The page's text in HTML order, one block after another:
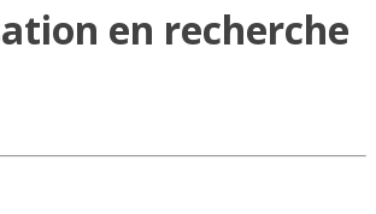
en recherche